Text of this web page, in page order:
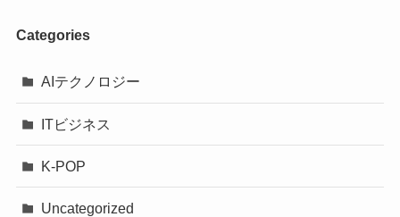
Categories
AIテクノロジー
ITビジネス
K-POP
Uncategorized